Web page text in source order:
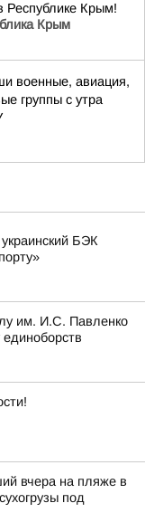
Крым!
Крым
военные, авиация,
группы с утра
БЭК
им. И.С. Павленко
вчера на пляже в
под